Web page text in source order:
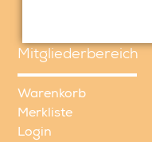
Mitgliederbereich
Navigation
überspringen
Warenkorb
Merkliste
Login